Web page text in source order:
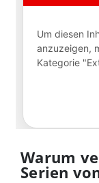
Warum
Serien